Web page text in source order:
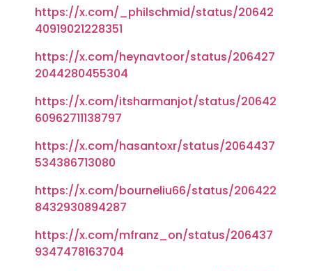
https://x.com/_philschmid/status/20642
40919021228351
https://x.com/heynavtoor/status/206427
2044280455304
https://x.com/itsharmanjot/status/20642
60962711138797
https://x.com/hasantoxr/status/2064437
534386713080
https://x.com/bourneliu66/status/206422
8432930894287
https://x.com/mfranz_on/status/206437
9347478163704